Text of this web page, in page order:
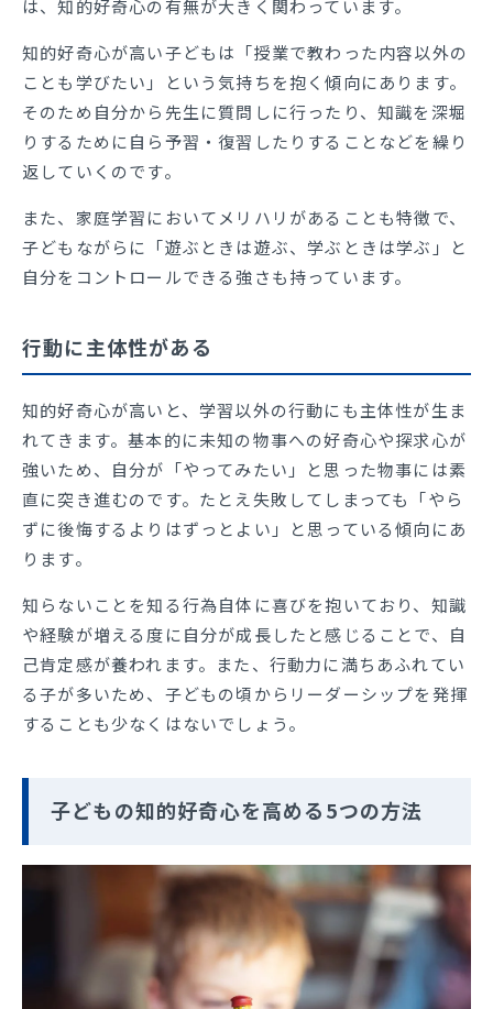
は、知的好奇心の有無が大きく関わっています。
知的好奇心が高い子どもは「授業で教わった内容以外の
ことも学びたい」という気持ちを抱く傾向にあります。
そのため自分から先生に質問しに行ったり、知識を深堀
りするために自ら予習・復習したりすることなどを繰り
返していくのです。
また、家庭学習においてメリハリがあることも特徴で、
子どもながらに「遊ぶときは遊ぶ、学ぶときは学ぶ」と
自分をコントロールできる強さも持っています。
行動に主体性がある
知的好奇心が高いと、学習以外の行動にも主体性が生ま
れてきます。基本的に未知の物事への好奇心や探求心が
強いため、自分が「やってみたい」と思った物事には素
直に突き進むのです。たとえ失敗してしまっても「やら
ずに後悔するよりはずっとよい」と思っている傾向にあ
ります。
知らないことを知る行為自体に喜びを抱いており、知識
や経験が増える度に自分が成長したと感じることで、自
己肯定感が養われます。また、行動力に満ちあふれてい
る子が多いため、子どもの頃からリーダーシップを発揮
することも少なくはないでしょう。
子どもの知的好奇心を高める5つの方法